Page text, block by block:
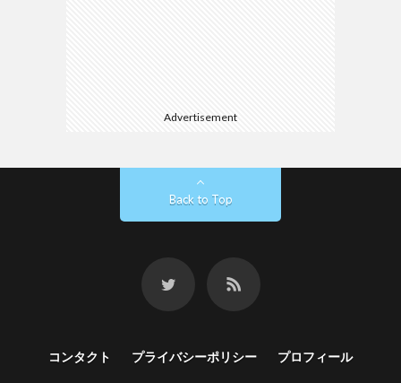
Advertisement
Back to Top
コンタクト プライバシーポリシー プロフィール